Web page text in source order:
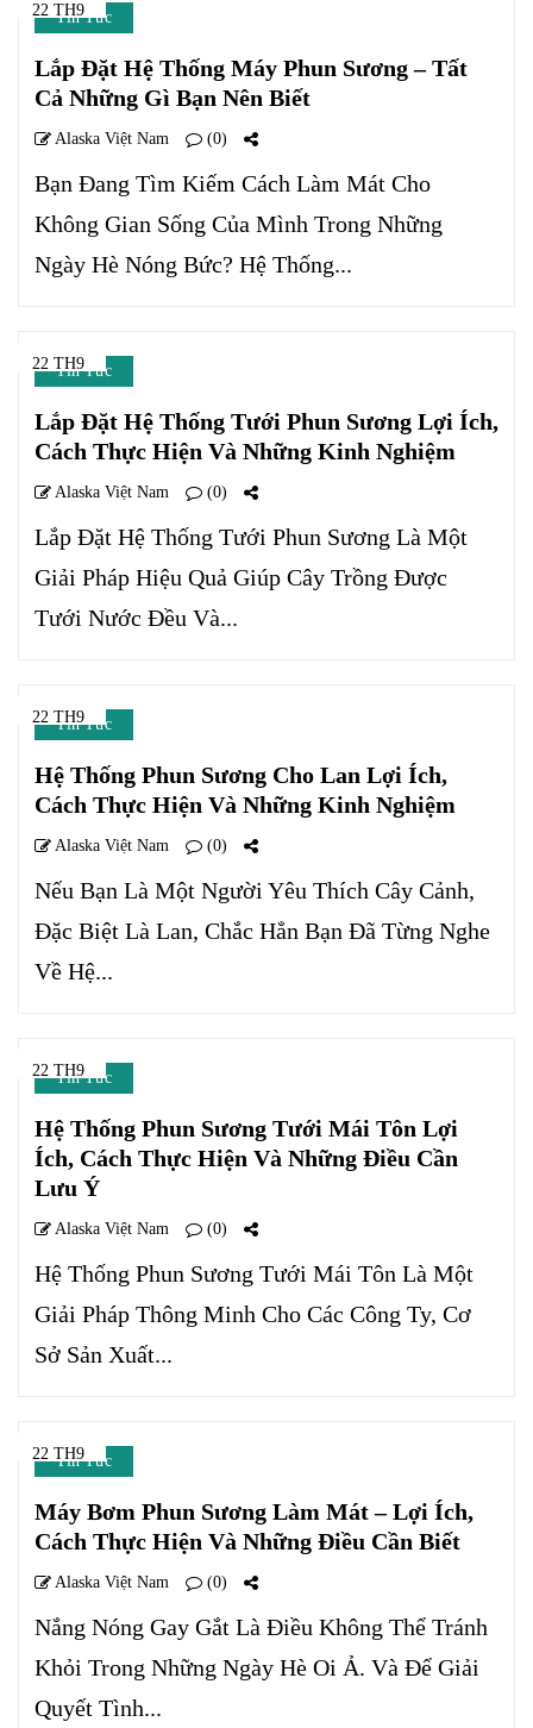
22 TH9Tin Tức
Lắp Đặt Hệ Thống Máy Phun Sương – Tất
Cả Những Gì Bạn Nên Biết
Alaska Việt Nam (0)
Bạn Đang Tìm Kiếm Cách Làm Mát Cho
Không Gian Sống Của Mình Trong Những
Ngày Hè Nóng Bức? Hệ Thống...
22 TH9Tin Tức
Lắp Đặt Hệ Thống Tưới Phun Sương Lợi Ích,
Cách Thực Hiện Và Những Kinh Nghiệm
Alaska Việt Nam (0)
Lắp Đặt Hệ Thống Tưới Phun Sương Là Một
Giải Pháp Hiệu Quả Giúp Cây Trồng Được
Tưới Nước Đều Và...
22 TH9Tin Tức
Hệ Thống Phun Sương Cho Lan Lợi Ích,
Cách Thực Hiện Và Những Kinh Nghiệm
Alaska Việt Nam (0)
Nếu Bạn Là Một Người Yêu Thích Cây Cảnh,
Đặc Biệt Là Lan, Chắc Hẳn Bạn Đã Từng Nghe
Về Hệ...
22 TH9Tin Tức
Hệ Thống Phun Sương Tưới Mái Tôn Lợi
Ích, Cách Thực Hiện Và Những Điều Cần
Lưu Ý
Alaska Việt Nam (0)
Hệ Thống Phun Sương Tưới Mái Tôn Là Một
Giải Pháp Thông Minh Cho Các Công Ty, Cơ
Sở Sản Xuất...
22 TH9Tin Tức
Máy Bơm Phun Sương Làm Mát – Lợi Ích,
Cách Thực Hiện Và Những Điều Cần Biết
Alaska Việt Nam (0)
Nắng Nóng Gay Gắt Là Điều Không Thể Tránh
Khỏi Trong Những Ngày Hè Oi Ả. Và Để Giải
Quyết Tình...